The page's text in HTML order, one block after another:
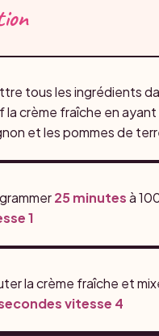
tous les ingrédients
la crème fraîche en
et les pommes de
25 minutesà
1
la crème fraîche et
vitesse 4